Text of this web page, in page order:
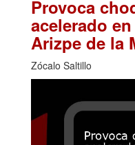
Provoca
acelerado
Arizpe de la
Zócalo Saltillo